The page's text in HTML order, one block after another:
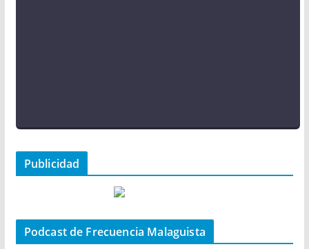
Publicidad
Podcast de Frecuencia Malaguista